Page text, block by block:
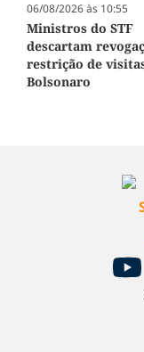
06/08/2026 às 10:55
Ministros do STF
descartam
restrição de
Bolsonaro